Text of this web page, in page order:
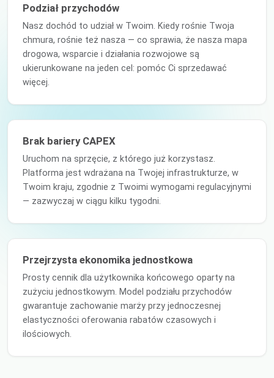
Podział przychodów
Nasz dochód to udział w Twoim. Kiedy rośnie Twoja
chmura, rośnie też nasza — co sprawia, że nasza mapa
drogowa, wsparcie i działania rozwojowe są
ukierunkowane na jeden cel: pomóc Ci sprzedawać
więcej.
Brak bariery CAPEX
Uruchom na sprzęcie, z którego już korzystasz.
Platforma jest wdrażana na Twojej infrastrukturze, w
Twoim kraju, zgodnie z Twoimi wymogami regulacyjnymi
— zazwyczaj w ciągu kilku tygodni.
Przejrzysta ekonomika jednostkowa
Prosty cennik dla użytkownika końcowego oparty na
zużyciu jednostkowym. Model podziału przychodów
gwarantuje zachowanie marży przy jednoczesnej
elastyczności oferowania rabatów czasowych i
ilościowych.